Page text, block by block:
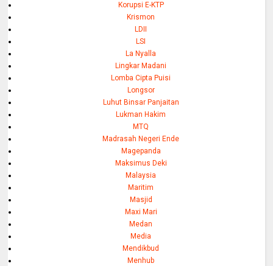
Korupsi E-KTP
Krismon
LDII
LSI
La Nyalla
Lingkar Madani
Lomba Cipta Puisi
Longsor
Luhut Binsar Panjaitan
Lukman Hakim
MTQ
Madrasah Negeri Ende
Magepanda
Maksimus Deki
Malaysia
Maritim
Masjid
Maxi Mari
Medan
Media
Mendikbud
Menhub